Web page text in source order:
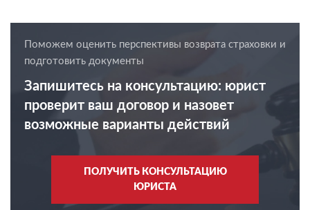
Поможем оценить перспективы возврата страховки и
подготовить документы
Запишитесь на консультацию: юрист
проверит ваш договор и назовет
возможные варианты действий
ПОЛУЧИТЬ КОНСУЛЬТАЦИЮ
ЮРИСТА